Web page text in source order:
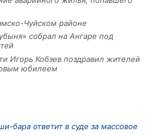
Чуйском районе
собрал на Ангаре под
Игорь Кобзев поздравил жителей
юбилеем
бара ответит в суде за массовое